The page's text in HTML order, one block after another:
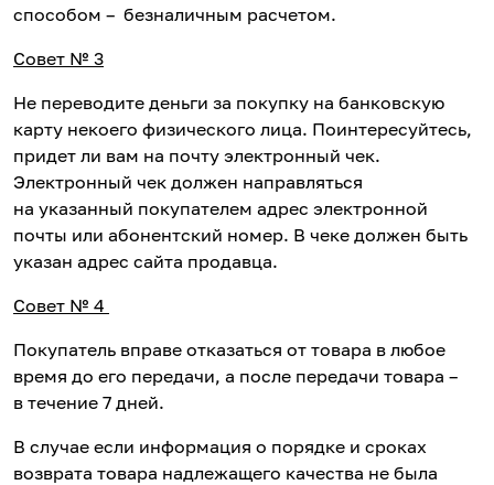
способом – безналичным расчетом.
Совет № 3
Не переводите деньги за покупку на банковскую
карту некоего физического лица. Поинтересуйтесь,
придет ли вам на почту электронный чек.
Электронный чек должен направляться
на указанный покупателем адрес электронной
почты или абонентский номер. В чеке должен быть
указан адрес сайта продавца.
Совет № 4
Покупатель вправе отказаться от товара в любое
время до его передачи, а после передачи товара –
в течение 7 дней.
В случае если информация о порядке и сроках
возврата товара надлежащего качества не была